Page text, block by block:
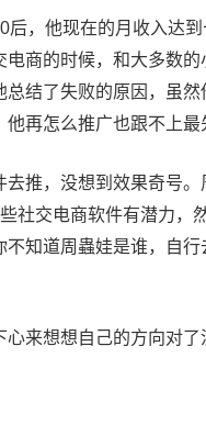
，他现在的月收入达
商的时候，和大多数
结了失败的原因，虽
再怎么推广也跟不上最
推，没想到效果奇号
社交电商软件有潜力，
知道周蟲娃是谁，自
来想想自己的方向对了